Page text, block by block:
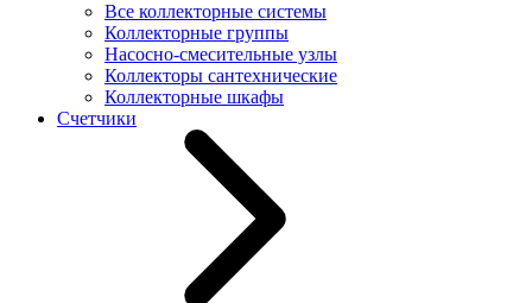
Все коллекторные системы
Коллекторные группы
Насосно-смесительные узлы
Коллекторы сантехнические
Коллекторные шкафы
Счетчики